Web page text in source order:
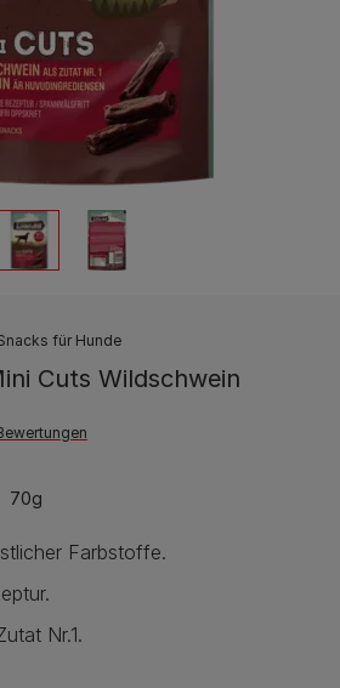
für Hunde
Cuts Wildschwein
70g
Farbstoffe.
Nr.1.